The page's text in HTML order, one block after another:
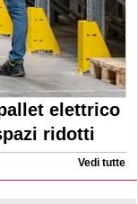
elettrico
ridotti
Vedi tutte